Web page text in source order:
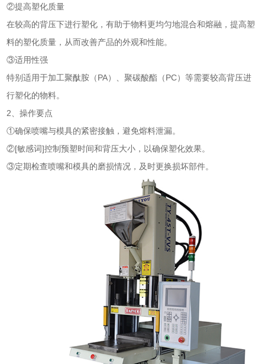
②提高塑化质量
在较高的背压下进行塑化，有助于物料更均匀地混合和熔融，提高塑
料的塑化质量，从而改善产品的外观和性能。
③适用性强
特别适用于加工聚酞胺（PA）、聚碳酸酯（PC）等需要较高背压进
行塑化的物料。
2、操作要点
①确保喷嘴与模具的紧密接触，避免熔料泄漏。
②[敏感词]控制预塑时间和背压大小，以确保塑化效果。
③定期检查喷嘴和模具的磨损情况，及时更换损坏部件。